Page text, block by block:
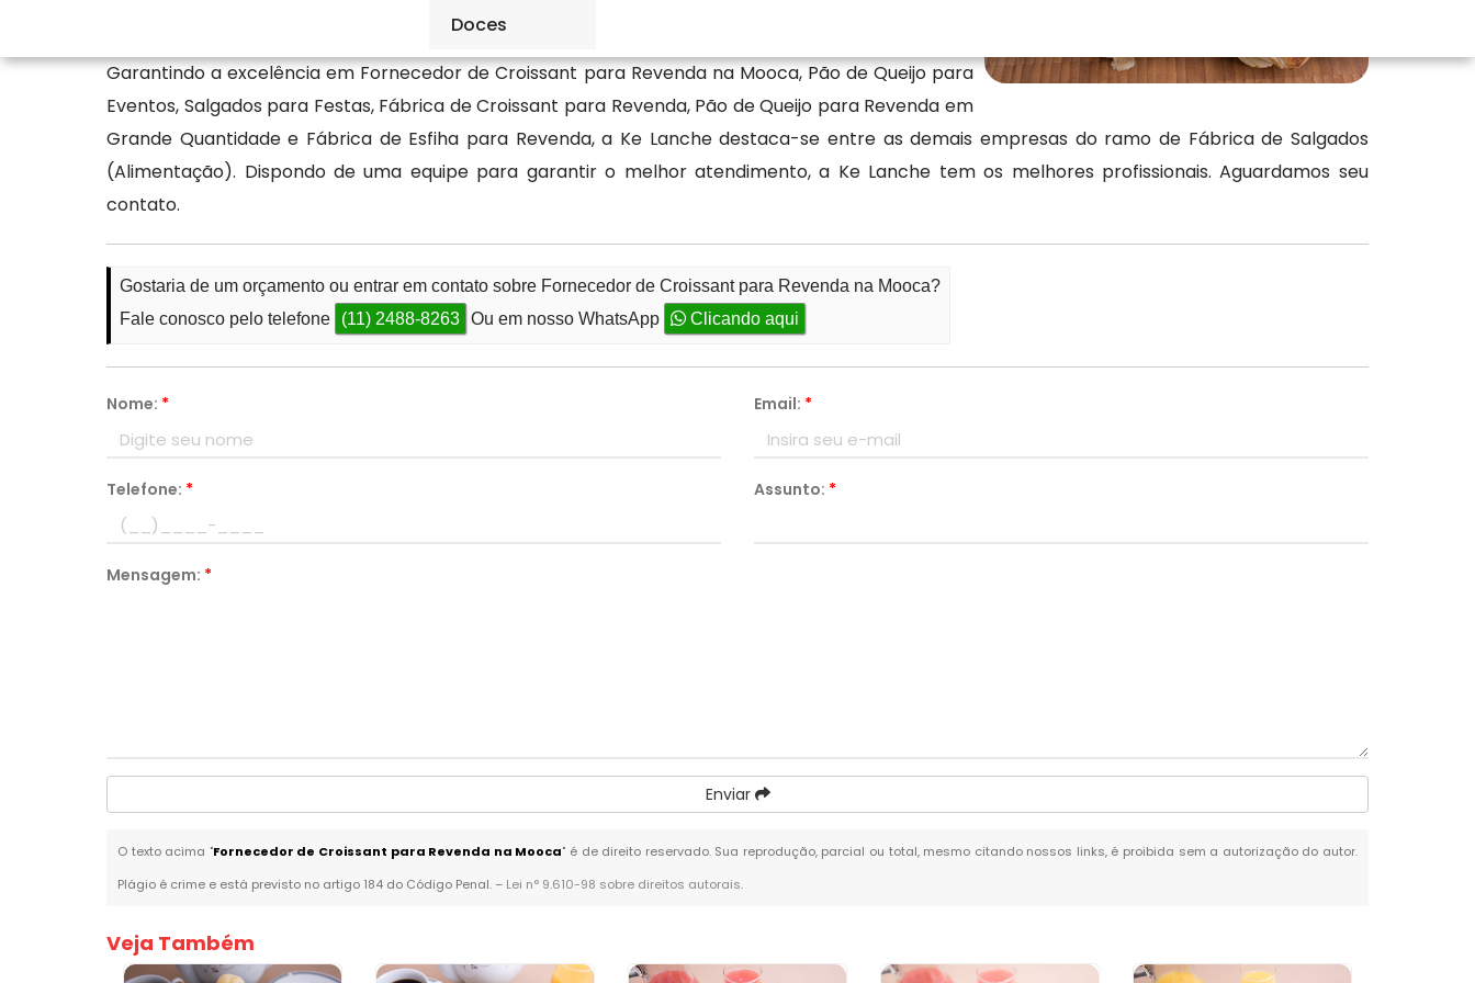
Doces
Garantindo a excelência em Fornecedor de Croissant para Revenda na Mooca, Pão de Queijo para
Eventos, Salgados para Festas, Fábrica de Croissant para Revenda, Pão de Queijo para Revenda em
Grande Quantidade e Fábrica de Esfiha para Revenda, a Ke Lanche destaca-se entre as demais empresas do ramo de Fábrica de Salgados
(Alimentação). Dispondo de uma equipe para garantir o melhor atendimento, a Ke Lanche tem os melhores profissionais. Aguardamos seu
contato.
Gostaria de um orçamento ou entrar em contato sobre Fornecedor de Croissant para Revenda na Mooca?
Fale conosco pelo telefone
(11) 2488-8263 Ou em nosso WhatsApp Clicando aqui
Nome: * Email: *
Telefone: * Assunto: *
Mensagem: *
Enviar
O texto acima "Fornecedor de Croissant para Revenda na Mooca" é de direito reservado. Sua reprodução, parcial ou total, mesmo citando nossos links, é proibida sem a autorização do autor.
Plágio é crime e está previsto no artigo 184 do Código Penal. – Lei n° 9.610-98 sobre direitos autorais.
Veja Também